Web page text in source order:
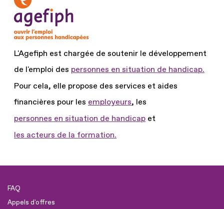
L'Agefiph est chargée de soutenir le développement
de l'emploi des personnes en situation de handicap.
Pour cela, elle propose des services et aides
financières pour les employeurs, les
personnes en situation de handicap et
les acteurs de la formation.
FAQ
Appels d'offres